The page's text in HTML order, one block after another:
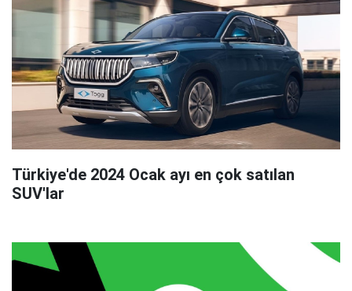
Türkiye'de 2024 Ocak ayı en çok satılan
SUV'lar